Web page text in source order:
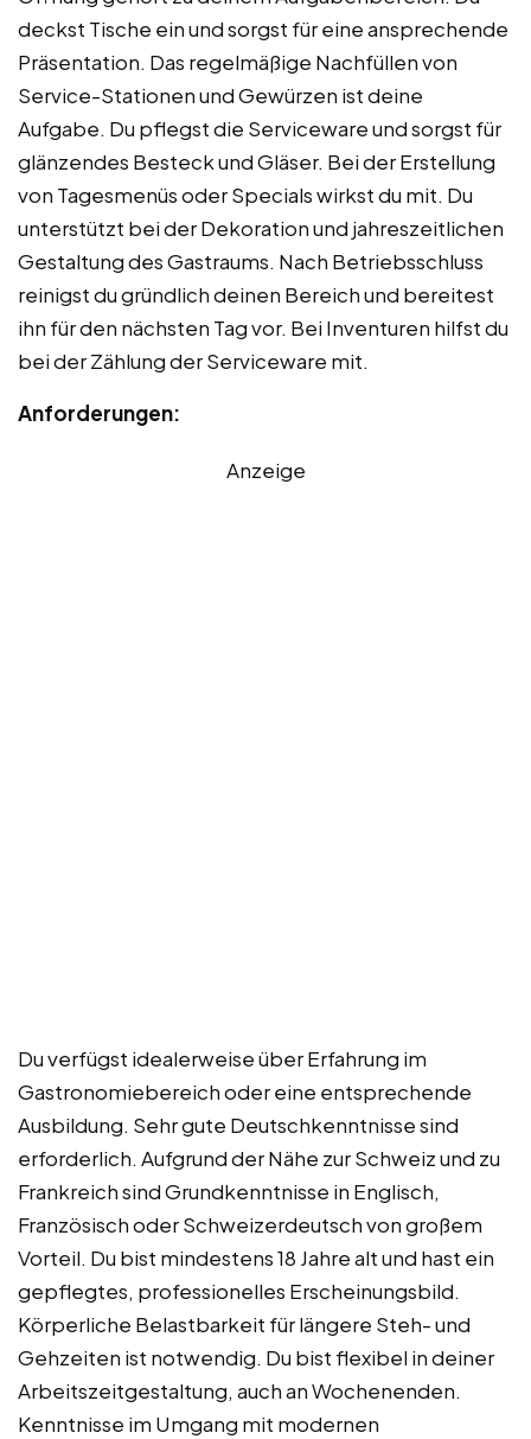
deckst Tische ein und sorgst für eine ansprechende
Präsentation. Das regelmäßige Nachfüllen von
Service-Stationen und Gewürzen ist deine
Aufgabe. Du pflegst die Serviceware und sorgst für
glänzendes Besteck und Gläser. Bei der Erstellung
von Tagesmenüs oder Specials wirkst du mit. Du
unterstützt bei der Dekoration und jahreszeitlichen
Gestaltung des Gastraums. Nach Betriebsschluss
reinigst du gründlich deinen Bereich und bereitest
ihn für den nächsten Tag vor. Bei Inventuren hilfst du
bei der Zählung der Serviceware mit.
Anforderungen:
Anzeige
Du verfügst idealerweise über Erfahrung im
Gastronomiebereich oder eine entsprechende
Ausbildung. Sehr gute Deutschkenntnisse sind
erforderlich. Aufgrund der Nähe zur Schweiz und zu
Frankreich sind Grundkenntnisse in Englisch,
Französisch oder Schweizerdeutsch von großem
Vorteil. Du bist mindestens 18 Jahre alt und hast ein
gepflegtes, professionelles Erscheinungsbild.
Körperliche Belastbarkeit für längere Steh- und
Gehzeiten ist notwendig. Du bist flexibel in deiner
Arbeitszeitgestaltung, auch an Wochenenden.
Kenntnisse im Umgang mit modernen